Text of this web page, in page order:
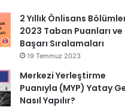
2 Yıllık Önlisans
2023 Taban Puanları ve
Başarı Sıralamaları
19 Temmuz 2023
Merkezi Yerleştirme
Puanıyla (MYP) Yatay
Nasıl Yapılır?